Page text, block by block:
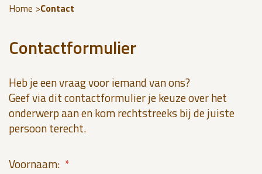
Home Contact
Contactformulier
Heb je een vraag voor iemand van ons?
Geef via dit contactformulier je keuze over het
onderwerp aan en kom rechtstreeks bij de juiste
persoon terecht.
Voornaam: *